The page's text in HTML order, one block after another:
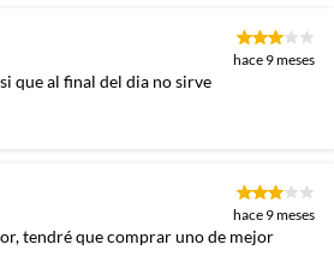
hace 9 meses
que al final del dia no sirve
hace 9 meses
tendré que comprar uno de mejor